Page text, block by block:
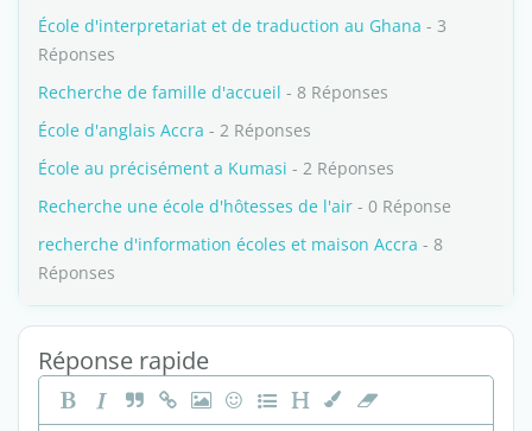
École d'interpretariat et de traduction au Ghana - 3
Réponses
Recherche de famille d'accueil - 8 Réponses
École d'anglais Accra - 2 Réponses
École au précisément a Kumasi - 2 Réponses
Recherche une école d'hôtesses de l'air - 0 Réponse
recherche d'information écoles et maison Accra - 8
Réponses
Réponse rapide